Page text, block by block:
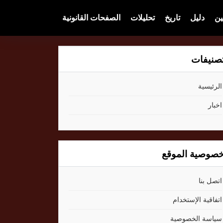
دليل تاريخ تحليلات الصفحات القانونية
الرئيسية
اخبار
الموقع
اتصل بنا
اتفاقية الإستخدام
سياسة الخصوصية